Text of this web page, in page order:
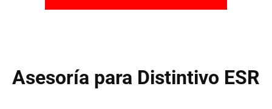
Asesoría para Distintivo ESR